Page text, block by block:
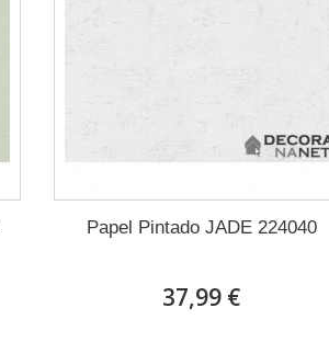
Papel Pintado JADE 224040
37,99 €